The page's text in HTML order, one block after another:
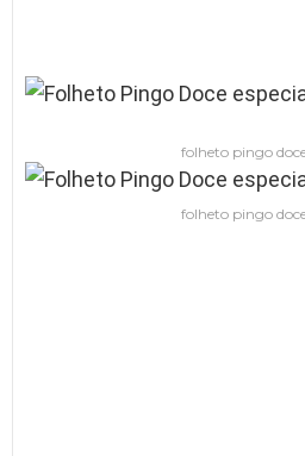
folheto pingo
folheto pingo